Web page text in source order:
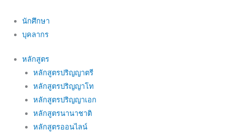
นักศึกษา
บุคลากร
หลักสูตร
หลักสูตรปริญญาตรี
หลักสูตรปริญญาโท
หลักสูตรปริญญาเอก
หลักสูตรนานาชาติ
หลักสูตรออนไลน์